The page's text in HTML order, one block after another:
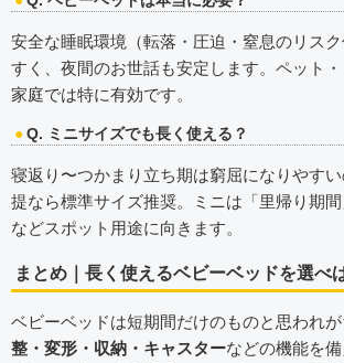
安全な睡眠環境（転落・圧迫・窒息のリス
すく、夜間のお世話も安定します。ペット
家庭では特に有効です。
Q. ミニサイズでも長く使える？
寝返り〜つかまり立ち期は窮屈になりやす
提なら標準サイズ推奨。ミニは「里帰り期間
などスポット用途に向きます。
まとめ｜長く使えるベビーベッドを選べ
ベビーベッドは短期間だけのものと思われが
整・変形・収納・キャスターなどの機能を